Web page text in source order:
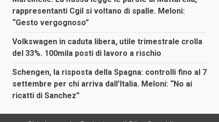
rappresentanti Cgil si voltano di spalle. Meloni:
“Gesto vergognoso”
Volkswagen in caduta libera, utile trimestrale crolla
del 33%. 100mila posti di lavoro a rischio
Schengen, la risposta della Spagna: controlli fino al 7
settembre per chi arriva dall’Italia. Meloni: “No ai
ricatti di Sanchez”